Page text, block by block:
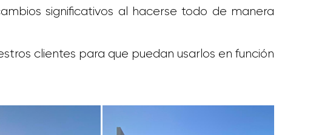
significativos al hacerse todo de manera
clientes para que puedan usarlos en función